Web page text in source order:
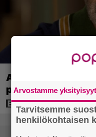
Antonio
parasta mitä
Arvostamme
Tarvitsemme
henkilökohtaisen